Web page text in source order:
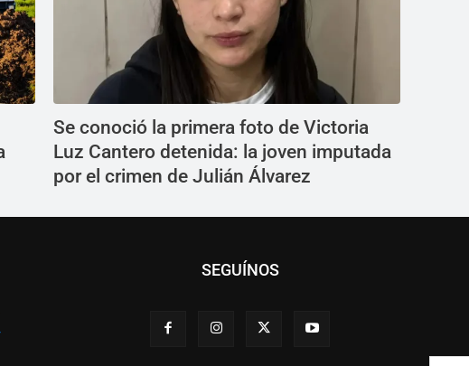
Se conoció la primera foto de Victoria
Luz Cantero detenida: la joven imputada
por el crimen de Julián Álvarez
SEGUÍNOS